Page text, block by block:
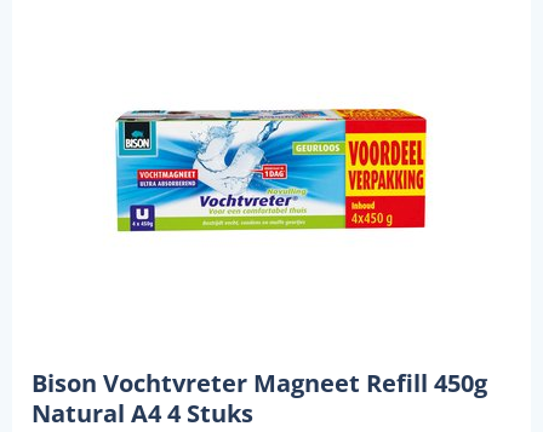
Bison Vochtvreter Magneet Refill 450g
Natural A4 4 Stuks